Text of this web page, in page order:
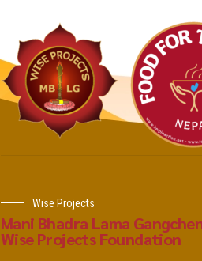
Wise Projects
Mani Bhadra Lama
Wise Projects Foundation